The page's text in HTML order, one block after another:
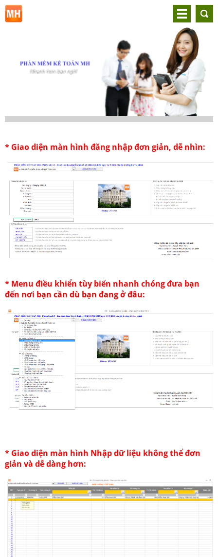
* Giao diện màn hình đăng nhập đơn giản, dễ nhìn:
* Menu điều khiển tùy biến nhanh chóng đưa bạn
đến nơi bạn cần dù bạn đang ở đâu:
* Giao diện màn hình Nhập dữ liệu không thể đơn
giản và dễ dàng hơn: